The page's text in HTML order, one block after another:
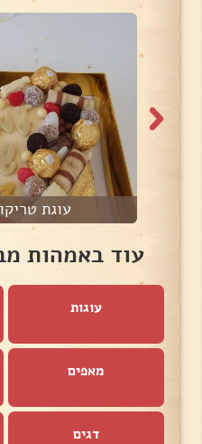
עוגת
עוד באמהות
עוגות
מאפים
דגים